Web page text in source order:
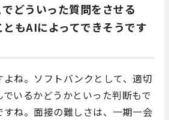
どういった質問をさせる
もAIによってできそうです
よね。ソフトバンクとして、適切
いるかどうかといった判断もで
すね。面接の難しさは、一期一会